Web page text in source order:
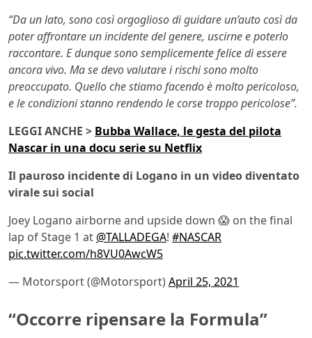
“Da un lato, sono così orgoglioso di guidare un’auto così da
poter affrontare un incidente del genere, uscirne e poterlo
raccontare. E dunque sono semplicemente felice di essere
ancora vivo. Ma se devo valutare i rischi sono molto
preoccupato. Quello che stiamo facendo è molto pericoloso,
e le condizioni stanno rendendo le corse troppo pericolose”.
LEGGI ANCHE > Bubba Wallace, le gesta del pilota
Nascar in una docu serie su Netflix
Il pauroso incidente di Logano in un video diventato
virale sui social
Joey Logano airborne and upside down 😱 on the final
lap of Stage 1 at @TALLADEGA! #NASCAR
pic.twitter.com/h8VU0AwcW5
— Motorsport (@Motorsport)April 25, 2021
“Occorre ripensare la Formula”